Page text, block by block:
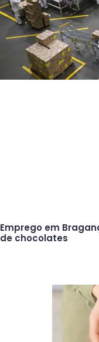
Emprego em
de chocolates